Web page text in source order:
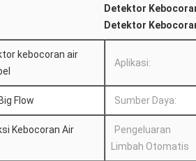
Detektor
Detektor
kebocoran air
Aplikasi:
Flow Sumber Daya:
Kebocoran Air
Pengeluaran
Limbah Otomatis